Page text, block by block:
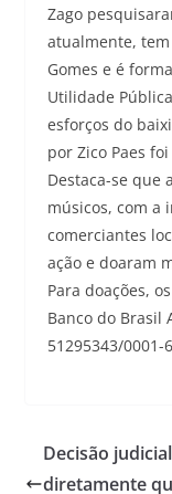
Zago
atualmente,
Gomes e é
Utilidade
esforços do
por Zico Paes
Destaca-se que
músicos, com a
comerciantes
ação e doaram
Para doações,
Banco do Brasil
51295343/0001-
Decisão
diretamente